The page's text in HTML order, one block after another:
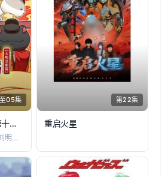
05集
如果历史是一群喵第十三季
狐三少,李兰陵,佟心竹,刘明月,叶知秋,
第22集
重启火星